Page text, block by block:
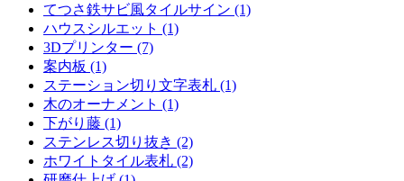
てつさ鉄サビ風タイルサイン (1)
ハウスシルエット (1)
3Dプリンター (7)
案内板 (1)
ステーション切り文字表札 (1)
木のオーナメント (1)
下がり藤 (1)
ステンレス切り抜き (2)
ホワイトタイル表札 (2)